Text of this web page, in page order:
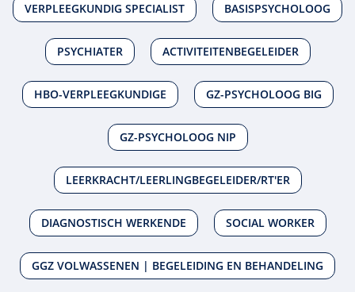
VERPLEEGKUNDIG SPECIALIST BASISPSYCHOLOOG
PSYCHIATER ACTIVITEITENBEGELEIDER
HBO-VERPLEEGKUNDIGE GZ-PSYCHOLOOG BIG
GZ-PSYCHOLOOG NIP
LEERKRACHT/LEERLINGBEGELEIDER/RT'ER
DIAGNOSTISCH WERKENDE SOCIAL WORKER
GGZ VOLWASSENEN | BEGELEIDING EN BEHANDELING